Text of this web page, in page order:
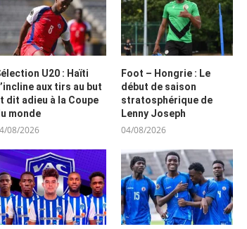
U20 : Haïti
aux tirs au but
dit adieu à la Coupe
monde
08/2026
Foot – Hongrie : Le
début de saison
stratosphérique de
Lenny Joseph
04/08/2026